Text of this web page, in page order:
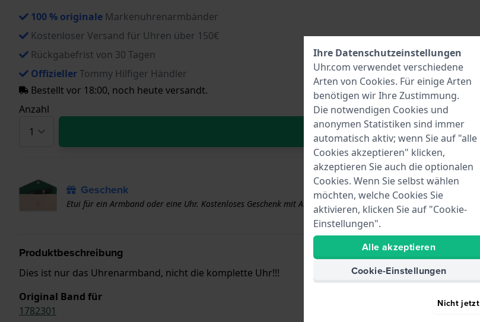
100 % originale Markenuhrenarmbänder
Kostenloser Versand für Uhren über 150€
Rückgabefrist von 30 Tagen
OffiziellerTommy Hilfiger Händler
Bestellt vor 18:00, noch heute versandt.
Anzahl
In den Warenkorb
Geschenk
Etui für ein Armband oder eine Uhr. Kostenloses Geschenk mit Armbändern über 50 €
Produktbeschreibung
Dies ist nur das Uhrenarmband, nicht die komplette Uhr!!!
Original Band für
1782301
Ihre Datenschutzeinstellungen
Uhr.com verwendet verschiedene
Arten von Cookies. Für einige Arten
benötigen wir Ihre Zustimmung.
Die notwendigen Cookies und
anonymen Statistiken sind immer
automatisch aktiv; wenn Sie auf "alle
Cookies akzeptieren" klicken,
akzeptieren Sie auch die optionalen
Cookies. Wenn Sie selbst wählen
möchten, welche Cookies Sie
aktivieren, klicken Sie auf "Cookie-
Einstellungen".
Alle akzeptieren
Cookie-Einstellungen
Nicht jetzt